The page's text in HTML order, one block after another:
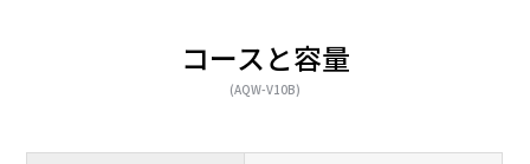
コースと容量
(AQW-V10B)